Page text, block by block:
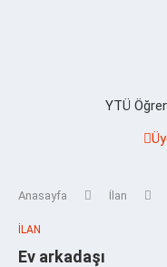
YTÜ
Anasayfa İlan
İLAN
Ev arkadaşı